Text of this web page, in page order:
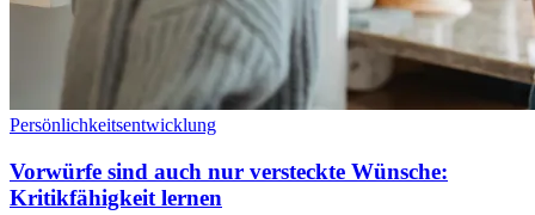
Persönlichkeitsentwicklung
Vorwürfe sind auch nur versteckte Wünsche:
Kritikfähigkeit lernen